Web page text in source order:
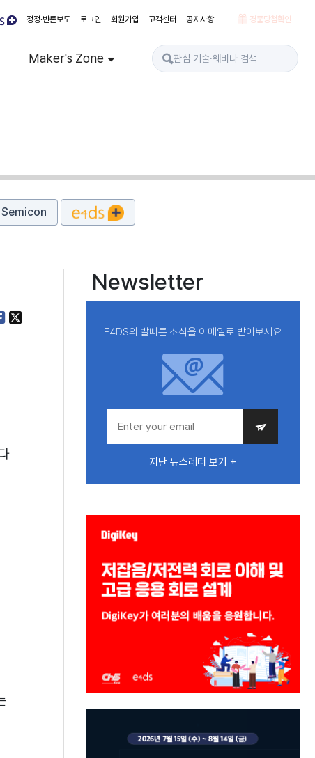
정정·반론보도 로그인 회원가입 고객센터 공지사항 경품당첨확인
Maker's Zone
Newsletter
E4DS의 발빠른 소식을 이메일로 받아보세요
지난 뉴스레터 보기 +